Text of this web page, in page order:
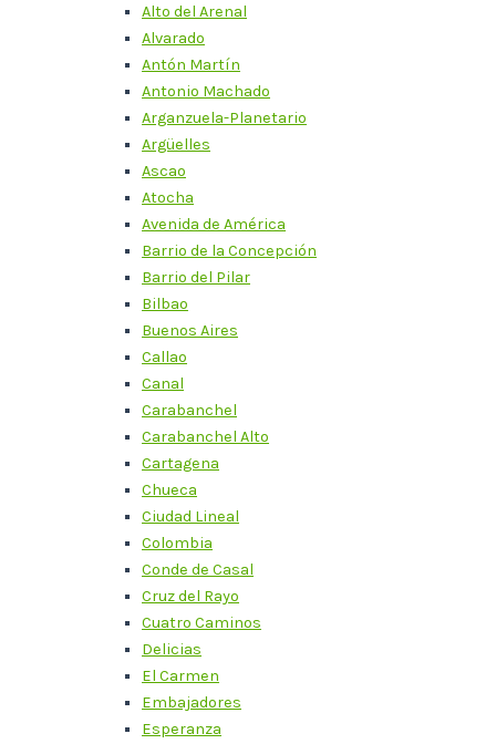
Alto del Arenal
Alvarado
Antón Martín
Antonio Machado
Arganzuela-Planetario
Argüelles
Ascao
Atocha
Avenida de América
Barrio de la Concepción
Barrio del Pilar
Bilbao
Buenos Aires
Callao
Canal
Carabanchel
Carabanchel Alto
Cartagena
Chueca
Ciudad Lineal
Colombia
Conde de Casal
Cruz del Rayo
Cuatro Caminos
Delicias
El Carmen
Embajadores
Esperanza